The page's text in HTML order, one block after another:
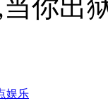
你出
娱乐